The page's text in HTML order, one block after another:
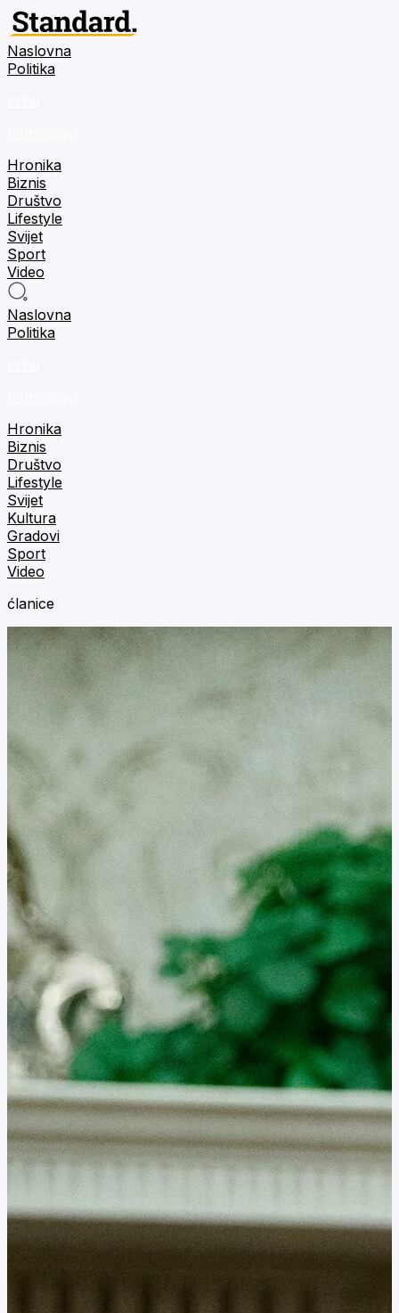
Naslovna
Politika
Hronika
Biznis
Društvo
Lifestyle
Svijet
Sport
Video
Naslovna
Politika
Hronika
Biznis
Društvo
Lifestyle
Svijet
Kultura
Gradovi
Sport
Video
ćlanice